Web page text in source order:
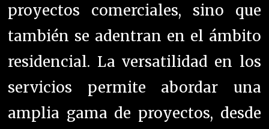
proyectos comerciales, sino que
también se adentran en el ámbito
residencial. La versatilidad en los
servicios permite abordar una
amplia gama de proyectos, desde